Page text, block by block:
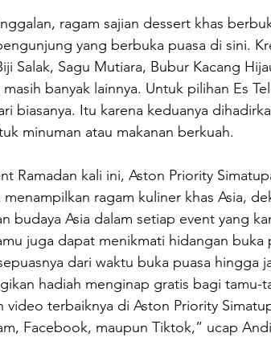
ragam sajian dessert khas
yang berbuka puasa di sini.
Salak, Sagu Mutiara, Bubur Kacang
banyak lainnya. Untuk pilihan Es
biasanya. Itu karena keduanya
minuman atau makanan berkuah.
Ramadan kali ini, Aston Priority
ragam kuliner khas Asia,
budaya Asia dalam setiap event yang
juga dapat menikmati hidangan
dari waktu buka puasa hingga
hadiah menginap gratis bagi
video terbaiknya di Aston Priority
Facebook, maupun Tiktok,” ucap